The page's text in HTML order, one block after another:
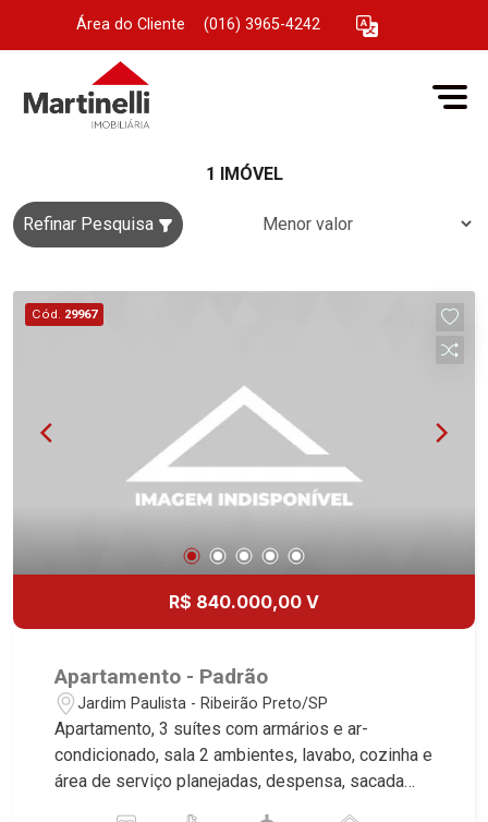
Área do Cliente (016) 3965-4242
1 IMÓVEL
Refinar Pesquisa
Cód. 29967
R$ 840.000,00 V
Apartamento - Padrão
Jardim Paulista - Ribeirão Preto/SP
Apartamento, 3 suítes com armários e ar-
condicionado, sala 2 ambientes, lavabo, cozinha e
área de serviço planejadas, despensa, sacada